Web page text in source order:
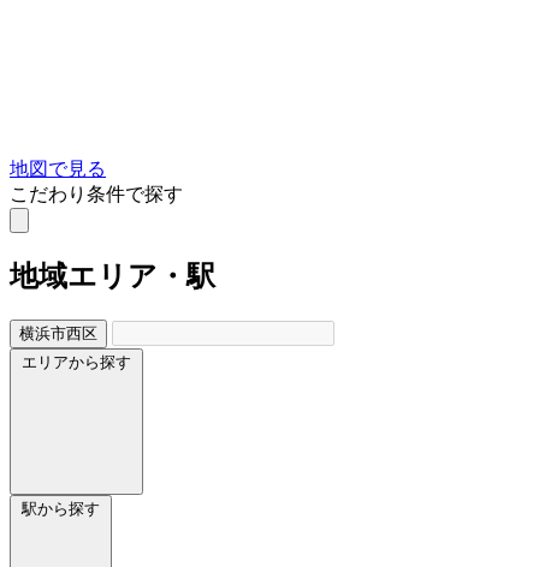
地図で見る
こだわり条件で探す
地域エリア・駅
横浜市西区
エリアから探す
駅から探す